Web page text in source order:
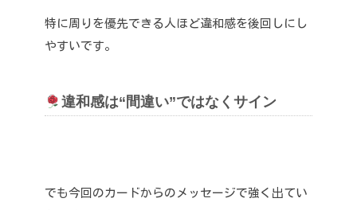
特に周りを優先できる人ほど違和感を後回しにし
やすいです。
違和感は“間違い”ではなくサイン
でも今回のカードからのメッセージで強く出てい